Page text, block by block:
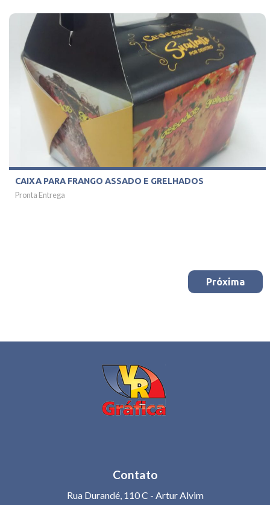
CAIXA PARA FRANGO ASSADO E GRELHADOS
Pronta Entrega
Próxima
Contato
Rua Durandé, 110 C - Artur Alvim